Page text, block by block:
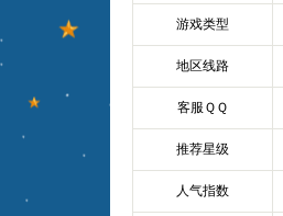
游戏类型
地区线路
客服ＱＱ
推荐星级
人气指数